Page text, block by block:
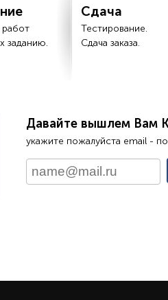
заданию.
Сдача
Тестирование.
Сдача заказа.
Давайте вышлем Вам
укажите пожалуйста email -